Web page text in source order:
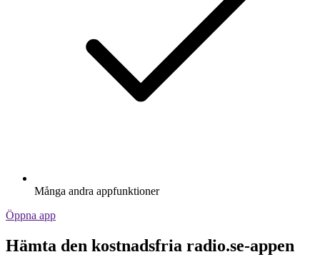
Många andra appfunktioner
Öppna app
Hämta den kostnadsfria radio.se-appen